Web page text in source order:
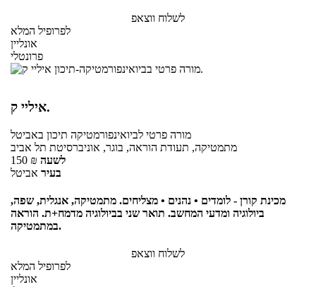
לשלוח ווצאפ
לפרופיל המלא
אונליין
פרונטלי
איליי ק.
מורה פרטי לביואינפורמטיקה תיכון באביטל
מתמטיקה, תעודת הוראה, בוגר, אוניברסיטת תל אביב
150 ₪ לשעה
בעיר אביטל
מכינת קורן - לומדים • נהנים • מצליחים. מתמטיקה, אנגלית, שפה,
ביולוגיה ומדעי המחשב. תואר שני בביולוגיה מדמח+ת. הוראה
במתמטיקה.
לשלוח ווצאפ
לפרופיל המלא
אונליין